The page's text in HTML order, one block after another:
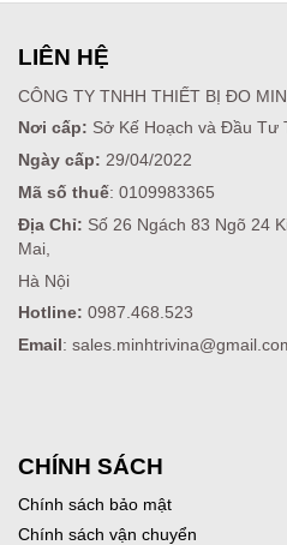
LIÊN HỆ
CÔNG TY TNHH THIẾT BỊ ĐO
Nơi cấp: Sở Kế Hoạch và Đầu Tư
Ngày cấp: 29/04/2022
Mã số thuế: 0109983365
Địa Chỉ: Số 26 Ngách 83 Ngõ 24
Mai,
Hà Nội
Hotline: 0987.468.523
Email :
CHÍNH SÁCH
Chính sách bảo mật
Chính sách vận chuyển